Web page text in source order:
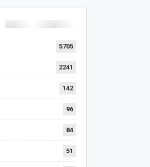
5705
2241
142
96
84
51